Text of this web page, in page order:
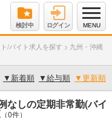
検討中 ログイン MENU
/バイト求人を探す > 九州・沖縄
▼ 新着順 ▼給与順 ▼更新順
なしの定期非常勤(バイ
（0件）